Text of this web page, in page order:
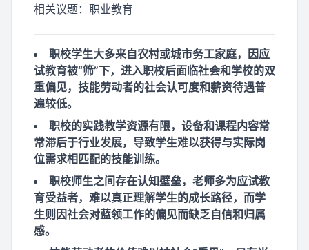
相关议题： 职业教育
职校学生大多来自农村或城市务工家庭，因应
试教育被“筛”下，进入职校后面临社会和学校的双
重偏见，技能劳动者的社会认可度和薪资待遇普
遍较低。
职校的实践教学资源有限，设备和课程内容常
常滞后于行业发展，导致学生难以获得与实际岗
位需求相匹配的技能训练。
职校师生之间存在认知壁垒，老师多为应试教
育受益者，难以真正理解学生的成长路径，而学
生则因社会对蓝领工作的偏见而缺乏自信和归属
感。